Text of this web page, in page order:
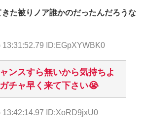
た被りノア誰かのだったんだろうな
13:31:52.79 ID:EGpXYWBK0
ンスすら無いから気持ちよ
チャ早く来て下さい😭
13:42:14.97 ID:XoRD9jxU0